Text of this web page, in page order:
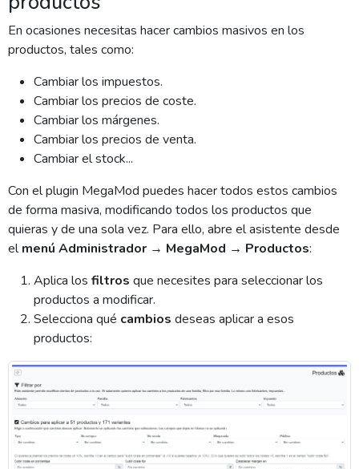
En ocasiones necesitas hacer cambios masivos en los
productos, tales como:
Cambiar los impuestos.
Cambiar los precios de coste.
Cambiar los márgenes.
Cambiar los precios de venta.
Cambiar el stock...
Con el plugin MegaMod puedes hacer todos estos cambios
de forma masiva, modificando todos los productos que
quieras y de una sola vez. Para ello, abre el asistente desde
elmenú Administrador → MegaMod → Productos:
Aplica los filtros que necesites para seleccionar los
productos a modificar.
Selecciona qué cambios deseas aplicar a esos
productos: